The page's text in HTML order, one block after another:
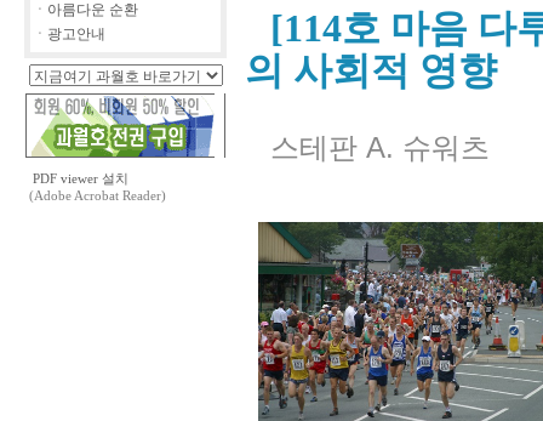
ㆍ아름다운 순환
ㆍ광고안내
PDF viewer 설치
(Adobe Acrobat Reader)
[114호 마음 다
의 사회적 영향
스테판 A. 슈워츠